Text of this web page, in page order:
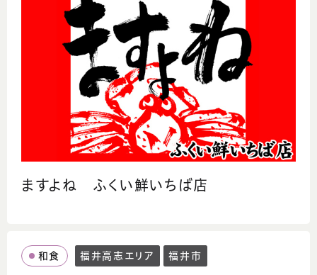
ますよね ふくい鮮いちば店
和食 福井高志エリア 福井市